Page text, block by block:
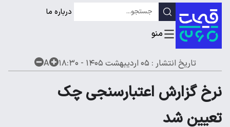
درباره ما
تاریخ انتشار : ۰۵ اردیبهشت ۱۴۰۵ - ۱۸:۳۰ A
نرخ گزارش اعتبارسنجی چک
تعیین شد